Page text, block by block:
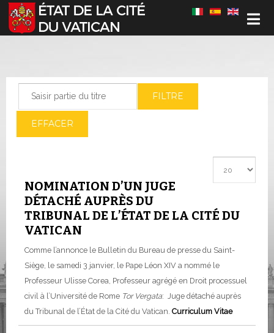
Sélectionnez votre langue
FILTRE
EFFACER
NOMINATION D’UN JUGE
DÉTACHÉ AUPRÈS DU
TRIBUNAL DE L’ÉTAT DE LA CITÉ DU
VATICAN
Comme l’annonce le Bulletin du Bureau de presse du Saint-
Siège, le samedi 3 janvier, le Pape Léon XIV a nommé le
Professeur Ulisse Corea, Professeur agrégé en Droit processuel
civil à l’Université de Rome Tor Vergata: Juge détaché auprès
du Tribunal de l’État de la Cité du Vatican. Curriculum Vitae